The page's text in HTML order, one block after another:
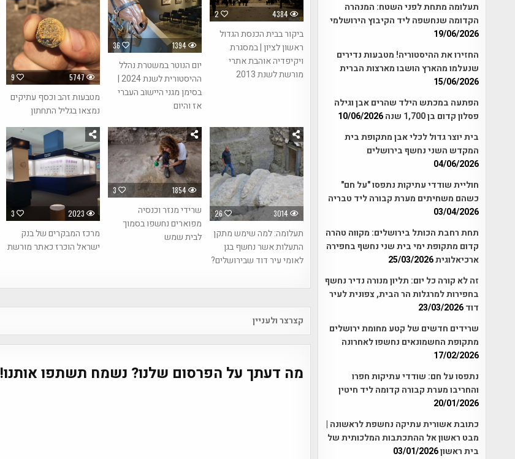
9 5747
מטבעות זהב וכסף עתיקים
נמצאו בגליל התחתון
36 1394
יום הנוטר במשטרת נהלל
ההיסטורית לשנת 2024 |
בסימן מגני היישוב העברי
אז והיום
2 4384
ביקור בבית הכנסת הגדול
ראשון לציון | במסגרת
ויקיפדיה אוהבת אתרי
מורשת לשנת 2013
3 2023
מרכז המבקרים של בנק
ישראל הוכרז כאתר מורשת
3 1854
שרידי מנזר וכנסיה
מפוארים נחשפו בסמוך
לבית שמש
26 3014
תעלומה: למה שימש מתקן
התעלות אשר נחשף בגן
לאומי עיר דוד שבירושלים?
Post
navigation
קצרצר ולעניין
מה דעתך על הפרסום שלנו? נשמח תשתפו אותנו!
תעלומה מתחת לפני השטח: המנהרה
הקדומה שנחשפה ליד הקיבוץ הירושלמי
19/06/2026
החזירו את ההיסטוריה! מטבעות נדירים
שנעלמו מהארץ הושבו מארצות הברית
15/06/2026
הפתעה במכתש הילד שהרים אבן וגילה
פסלון קדום בן 1,700 שנה
10/06/2026
בית יוצר גדול לכלי אבן מתקופת בית
המקדש השני נחשף בירושלים
04/06/2026
חוליית שודדי עתיקות נתפסו "על חם"
כשהם משחיתים מערת קבורה ליד טבריה
03/04/2026
תחת רחבת הכותל בירושלים: מקווה טהרה
קדום מתקופת ימי בית שני נחשף בחפירה
ארכיאלוגית25/03/2026
זה לא קורה כל יום: תליון מנורה נדיר נחשף
בחפירות למרגלות הר הבית, צפונית לעיר
דוד23/03/2026
שרידים חדשים של קטע מחומת ירושלים
מתקופת החשמונאים נחשפו לאחרונה
17/02/2026
נתפסו על חם: שודדי עתיקות חפרו
והחריבו מערת קבורה קדומה ליד חיטין
20/01/2026
כתובת אשורית עתיקה נחשפת לראשונה |
מבט ראשון אל ההתכתבות המלכותית של
בית ראשון03/01/2026